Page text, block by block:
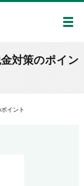
メ
対策のポイン
イント